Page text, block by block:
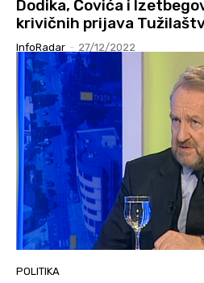
Dodika, Čovića i
krivičnih prijava
InfoRadar - 27/12/2022
POLITIKA